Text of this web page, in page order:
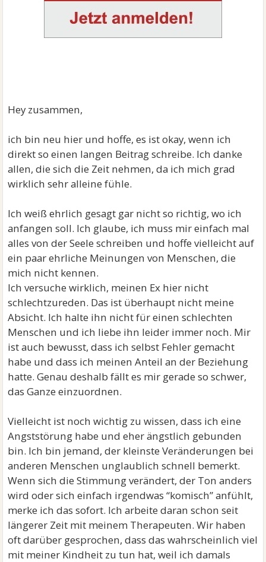
Hey zusammen,
ich bin neu hier und hoffe, es ist okay, wenn ich
direkt so einen langen Beitrag schreibe. Ich danke
allen, die sich die Zeit nehmen, da ich mich grad
wirklich sehr alleine fühle.
Ich weiß ehrlich gesagt gar nicht so richtig, wo ich
anfangen soll. Ich glaube, ich muss mir einfach mal
alles von der Seele schreiben und hoffe vielleicht auf
ein paar ehrliche Meinungen von Menschen, die
mich nicht kennen.
Ich versuche wirklich, meinen Ex hier nicht
schlechtzureden. Das ist überhaupt nicht meine
Absicht. Ich halte ihn nicht für einen schlechten
Menschen und ich liebe ihn leider immer noch. Mir
ist auch bewusst, dass ich selbst Fehler gemacht
habe und dass ich meinen Anteil an der Beziehung
hatte. Genau deshalb fällt es mir gerade so schwer,
das Ganze einzuordnen.
Vielleicht ist noch wichtig zu wissen, dass ich eine
Angststörung habe und eher ängstlich gebunden
bin. Ich bin jemand, der kleinste Veränderungen bei
anderen Menschen unglaublich schnell bemerkt.
Wenn sich die Stimmung verändert, der Ton anders
wird oder sich einfach irgendwas “komisch” anfühlt,
merke ich das sofort. Ich arbeite daran schon seit
längerer Zeit mit meinem Therapeuten. Wir haben
oft darüber gesprochen, dass das wahrscheinlich viel
mit meiner Kindheit zu tun hat, weil ich damals